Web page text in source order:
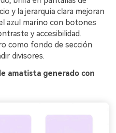
y la jerarquía clara mejoran
azul marino con botones
y accesibilidad.
como fondo de sección
divisores.
amatista generado con